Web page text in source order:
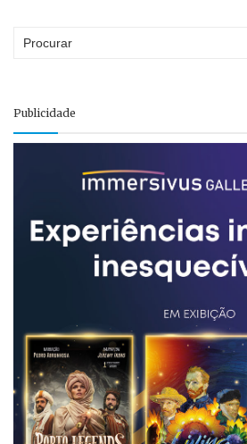
Publicidade